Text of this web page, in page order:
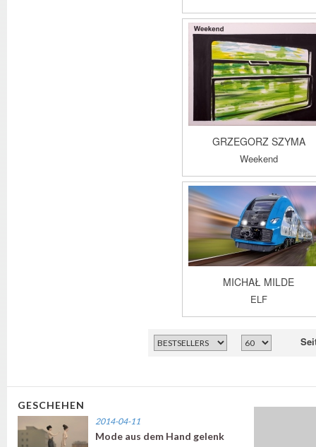
GRZEGORZ SZYMA
Weekend
MICHAŁ MILDE
ELF
GESCHEHEN
2014-04-11
Mode aus dem Hand gelenk